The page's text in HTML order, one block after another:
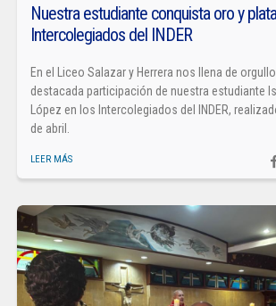
Nuestra estudiante conquista oro y
Intercolegiados del INDER
En el Liceo Salazar y Herrera nos llena de
destacada participación de nuestra estudiante
López en los Intercolegiados del INDER,
de abril.
LEER MÁS